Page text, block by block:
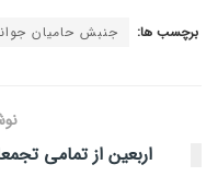
برچسب ها: جنبش حامیان جوانان انقلاب
اربعین از تمامی